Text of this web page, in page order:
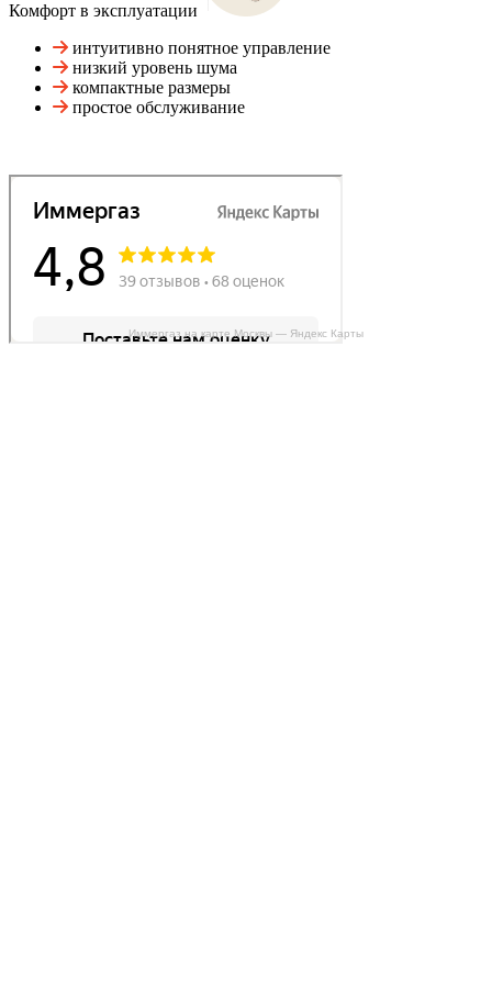
Комфорт в эксплуатации
интуитивно понятное управление
низкий уровень шума
компактные размеры
простое обслуживание
Иммергаз на карте Москвы — Яндекс Карты